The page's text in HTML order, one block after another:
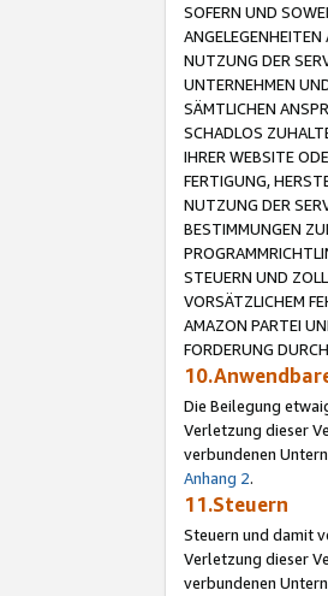
SOFERN UND
NUTZUNG DER
UNTERNEHMEN
SÄMTLICHEN
SCHADLOS
IHRER WEBSITE
FERTIGUNG,
NUTZUNG DER
BESTIMMUNGEN
STEUERN UND
VORSÄTZLICHEM
AMAZON PARTEI
FORDERUNG
Die Beilegung
Verletzung dieser
verbundenen
Anhang 2.
11.Steuern
Steuern und damit
Verletzung dieser
verbundenen